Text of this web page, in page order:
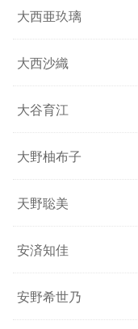
大西亜玖璃
大西沙織
大谷育江
大野柚布子
天野聡美
安済知佳
安野希世乃